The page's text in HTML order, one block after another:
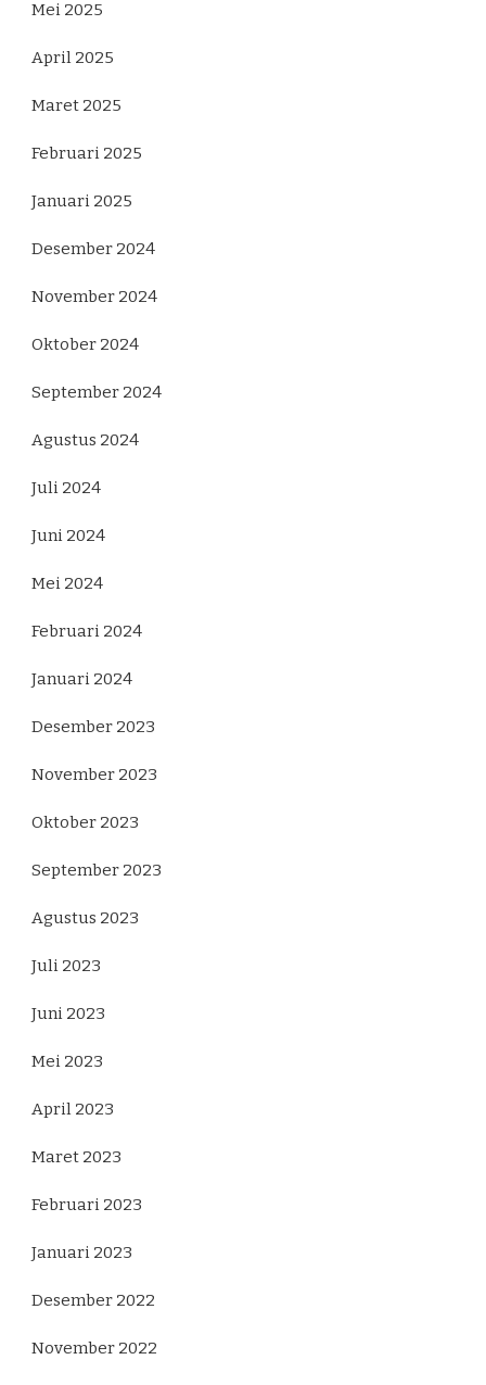
Mei 2025
April 2025
Maret 2025
Februari 2025
Januari 2025
Desember 2024
November 2024
Oktober 2024
September 2024
Agustus 2024
Juli 2024
Juni 2024
Mei 2024
Februari 2024
Januari 2024
Desember 2023
November 2023
Oktober 2023
September 2023
Agustus 2023
Juli 2023
Juni 2023
Mei 2023
April 2023
Maret 2023
Februari 2023
Januari 2023
Desember 2022
November 2022